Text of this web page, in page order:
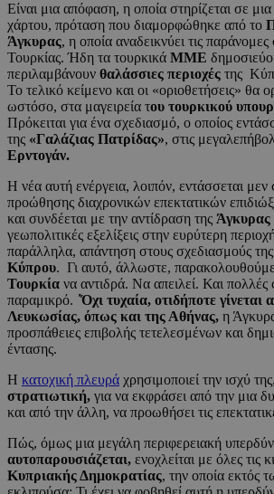
Είναι μια απόφαση, η οποία στηρίζεται σε
χάρτου, πρόταση που διαμορφώθηκε από το
Άγκυρας, η οποία αναδεικνύει τις παράνομες
Τουρκίας. Ήδη τα τουρκικά ΜΜΕ
περιλαμβάνουν θαλάσσιες περιοχές της
Το τελικό κείμενο και οι «οριοθετήσεις» θα
ωστόσο, στα μαγειρεία του τουρκικού
Πρόκειται για ένα σχεδιασμό, ο οποίος
της «Γαλάζιας Πατρίδας», στις
Ερντογάν.
Η νέα αυτή ενέργεια, λοιπόν, εντάσσεται μεν
προώθησης διαχρονικών επεκτατικών
και συνδέεται με την αντίδραση της Άγκυρας
γεωπολιτικές εξελίξεις στην ευρύτερη
παράλληλα, απάντηση στους σχεδιασμούς της
Κύπρου. Γι αυτό, άλλωστε,
Τουρκία να αντιδρά. Να απειλεί. Και πολλές
παραμικρό. ΄Όχι τυχαία, οτιδήποτε
Λευκωσίας, όπως και της Αθήνας, η
προσπάθειες επιβολής τετελεσμένων και
έντασης.
Η κατοχική πλευρά χρησιμοποιεί την ισχύ
στρατιωτική, για να εκφράσει από την μια
και από την άλλη, να προωθήσει τις
Πώς, όμως μια μεγάλη περιφερειακή
αυτοπαρουσιάζεται, ενοχλείται με όλες τις
Κυπριακής Δημοκρατίας, την οποία εκτός